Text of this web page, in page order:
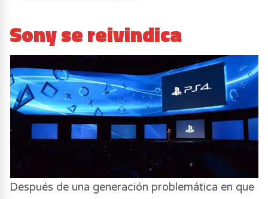
Sony se reivindica
Después de una generación problemática en que